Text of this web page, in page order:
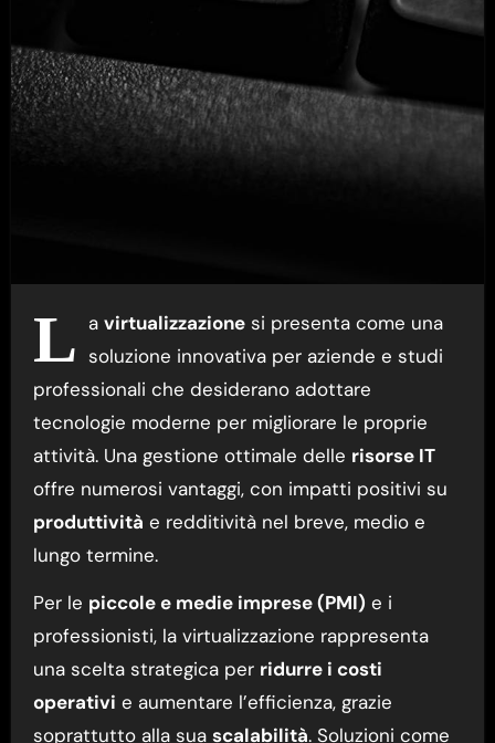
L a virtualizzazionesi presenta come una
soluzione innovativa per aziende e studi
professionali che desiderano adottare
tecnologie moderne per migliorare le proprie
attività. Una gestione ottimale delle risorse IT
offre numerosi vantaggi, con impatti positivi su
produttività e redditività nel breve, medio e
lungo termine.
Per le piccole e medie imprese (PMI) e i
professionisti, la virtualizzazione rappresenta
una scelta strategica per ridurre i costi
operativi e aumentare l’efficienza, grazie
soprattutto alla sua scalabilità. Soluzioni come